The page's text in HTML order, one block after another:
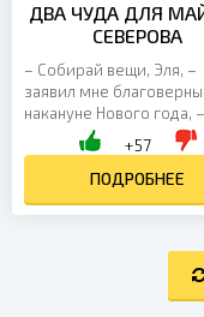
ДВА ЧУДА ДЛЯ
СЕВЕРОВА
– Собирай вещи, Эля, –
заявил мне
накануне Нового года,
могу я так! Дети мне
неродные, и я нашел
осеменителя. Я так и
выпала...
+57
ПОДРОБНЕЕ